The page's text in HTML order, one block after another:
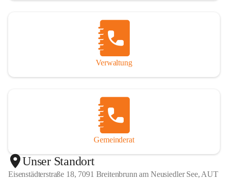
Verwaltung
Gemeinderat
Unser Standort
Eisenstädterstraße 18, 7091 Breitenbrunn am Neusiedler See, AUT